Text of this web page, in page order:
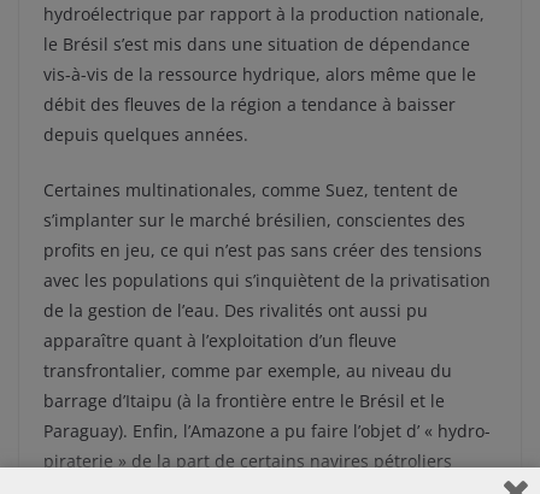
hydroélectrique par rapport à la production nationale,
le Brésil s’est mis dans une situation de dépendance
vis-à-vis de la ressource hydrique, alors même que le
débit des fleuves de la région a tendance à baisser
depuis quelques années.
Certaines multinationales, comme Suez, tentent de
s’implanter sur le marché brésilien, conscientes des
profits en jeu, ce qui n’est pas sans créer des tensions
avec les populations qui s’inquiètent de la privatisation
de la gestion de l’eau. Des rivalités ont aussi pu
apparaître quant à l’exploitation d’un fleuve
transfrontalier, comme par exemple, au niveau du
barrage d’Itaipu (à la frontière entre le Brésil et le
Paraguay). Enfin, l’Amazone a pu faire l’objet d’ « hydro-
piraterie » de la part de certains navires pétroliers